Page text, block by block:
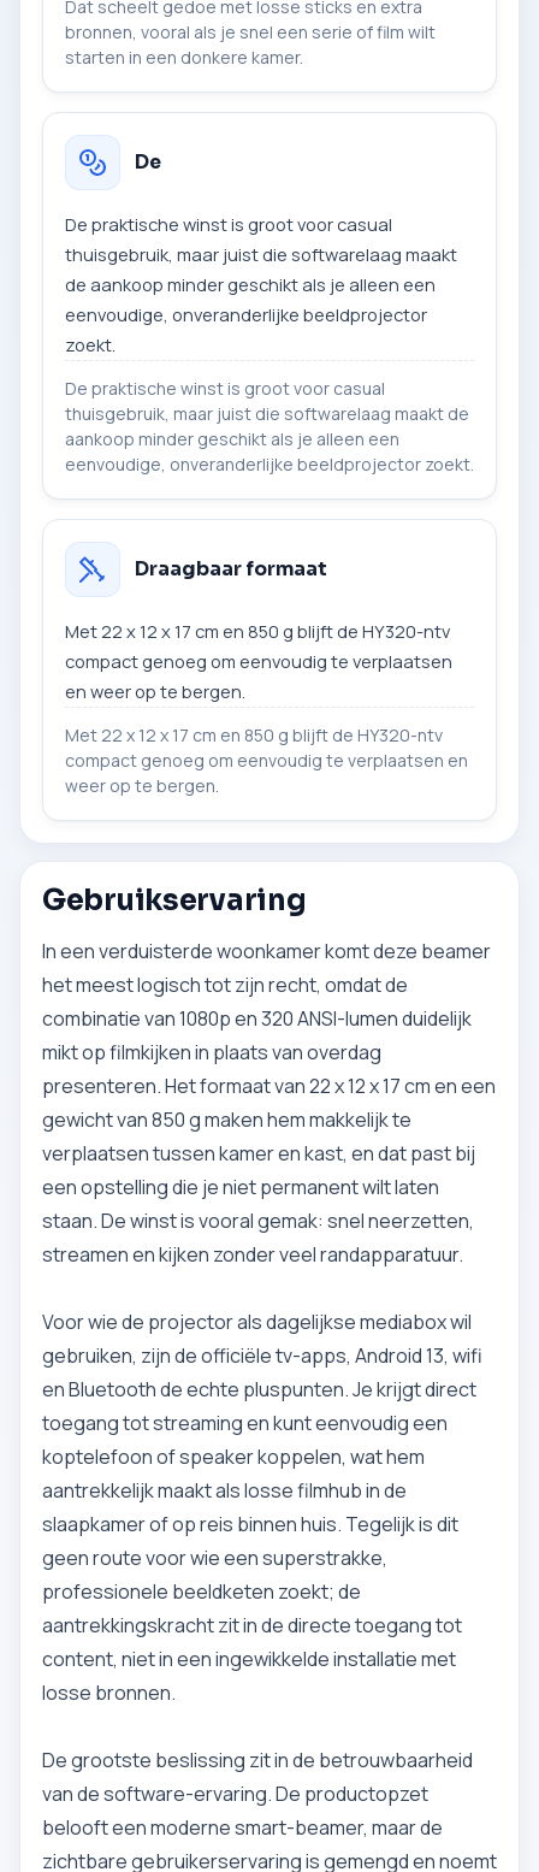
Dat scheelt gedoe met losse sticks en extra
bronnen, vooral als je snel een serie of film wilt
starten in een donkere kamer.
De
De praktische winst is groot voor casual
thuisgebruik, maar juist die softwarelaag maakt
de aankoop minder geschikt als je alleen een
eenvoudige, onveranderlijke beeldprojector
zoekt.
De praktische winst is groot voor casual
thuisgebruik, maar juist die softwarelaag maakt de
aankoop minder geschikt als je alleen een
eenvoudige, onveranderlijke beeldprojector zoekt.
Draagbaar formaat
Met 22 x 12 x 17 cm en 850 g blijft de HY320-ntv
compact genoeg om eenvoudig te verplaatsen
en weer op te bergen.
Met 22 x 12 x 17 cm en 850 g blijft de HY320-ntv
compact genoeg om eenvoudig te verplaatsen en
weer op te bergen.
Gebruikservaring
In een verduisterde woonkamer komt deze beamer
het meest logisch tot zijn recht, omdat de
combinatie van 1080p en 320 ANSI-lumen duidelijk
mikt op filmkijken in plaats van overdag
presenteren. Het formaat van 22 x 12 x 17 cm en een
gewicht van 850 g maken hem makkelijk te
verplaatsen tussen kamer en kast, en dat past bij
een opstelling die je niet permanent wilt laten
staan. De winst is vooral gemak: snel neerzetten,
streamen en kijken zonder veel randapparatuur.
Voor wie de projector als dagelijkse mediabox wil
gebruiken, zijn de officiële tv-apps, Android 13, wifi
en Bluetooth de echte pluspunten. Je krijgt direct
toegang tot streaming en kunt eenvoudig een
koptelefoon of speaker koppelen, wat hem
aantrekkelijk maakt als losse filmhub in de
slaapkamer of op reis binnen huis. Tegelijk is dit
geen route voor wie een superstrakke,
professionele beeldketen zoekt; de
aantrekkingskracht zit in de directe toegang tot
content, niet in een ingewikkelde installatie met
losse bronnen.
De grootste beslissing zit in de betrouwbaarheid
van de software-ervaring. De productopzet
belooft een moderne smart-beamer, maar de
zichtbare gebruikerservaring is gemengd en noemt